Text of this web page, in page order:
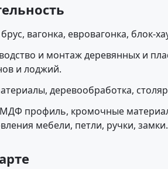
вагонка, евровагонка, блок-
и монтаж деревянных и
и лоджий.
деревообработка,
профиль, кромочные
мебели, петли, ручки, замки.